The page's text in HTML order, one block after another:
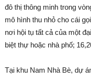
đô thị thông minh trong
mô hình thu nhỏ cho cái
nơi hội tụ tất cả của một
biệt thự hoặc nhà phố;
Tại khu Nam Nhà Bè, dự